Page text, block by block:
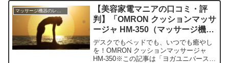
ビスへの口コミ今日、編集部が紹介した
いのが「A...
【美容家電マニアの口コミ・評
判】「OMRON クッションマッサ
ージャ HM-350（マッサージ機
器）」を実際に使ってみた正直感
想
デスクでもベッドでも、いつでも癒やし
を！OMRON クッションマッサージャ
HM-350※この記事は「ヨガユニバース｜